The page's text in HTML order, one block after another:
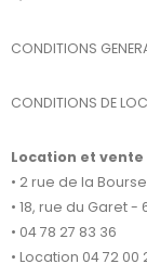
CONDITIONS
CONDITIONS DE
Location et
• 2 rue de la Bourse
• 18, rue du Garet -
• 04 78 27 83 36
• Location 04 72 00